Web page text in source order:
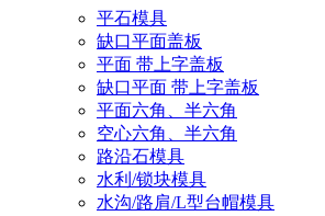
平石模具
缺口平面盖板
平面 带上字盖板
缺口平面 带上字盖板
平面六角、半六角
空心六角、半六角
路沿石模具
水利/锁块模具
水沟/路肩/L型台帽模具